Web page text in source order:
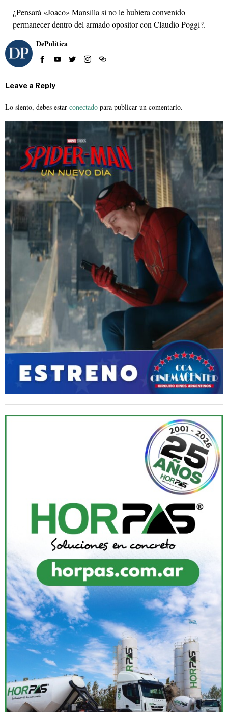
¿Pensará «Joaco» Mansilla si no le hubiera convenido
permanecer dentro del armado opositor con Claudio Poggi?.
DePolítica
Leave a Reply
Lo siento, debes estar conectado para publicar un comentario.